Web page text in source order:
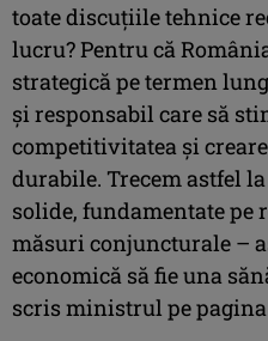
toate discuţiile tehnice
lucru? Pentru că
strategică pe termen
şi responsabil care să
competitivitatea şi
durabile. Trecem astfel
solide, fundamentate pe
măsuri conjuncturale –
economică să fie una
scris ministrul pe pagina